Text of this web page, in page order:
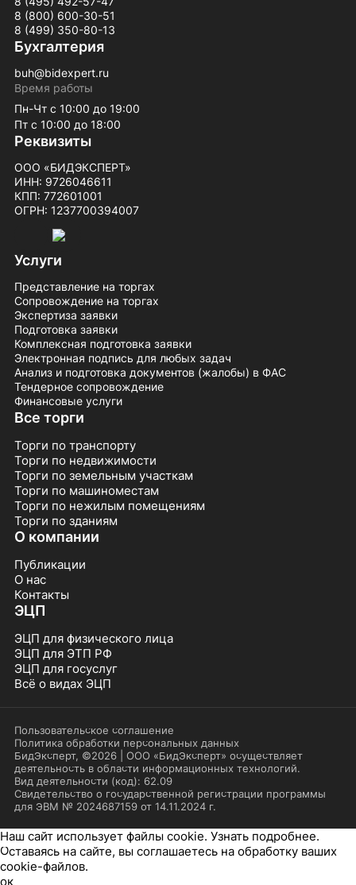
8 (800) 600-30-51
8 (499) 350-80-13
Бухгалтерия
buh@bidexpert.ru
Время работы
Пн-Чт с 10:00 до 19:00
Пт с 10:00 до 18:00
Реквизиты
ООО «БИДЭКСПЕРТ»
ИНН: 9726046611
КПП: 772601001
ОГРН: 1237700394007
Услуги
Представление на торгах
Сопровождение на торгах
Экспертиза заявки
Подготовка заявки
Комплексная подготовка заявки
Электронная подпись для любых задач
Анализ и подготовка документов (жалобы) в ФАС
Тендерное сопровождение
Финансовые услуги
Все торги
Торги по транспорту
Торги по недвижимости
Торги по земельным участкам
Торги по машиноместам
Торги по нежилым помещениям
Торги по зданиям
О компании
Публикации
О нас
Контакты
ЭЦП
ЭЦП для физического лица
ЭЦП для ЭТП РФ
ЭЦП для госуслуг
Всё о видах ЭЦП
БидЭксперт, ©2026 | ООО «БидЭксперт» осуществляет
деятельность в области информационных технологий.
Вид деятельности (код): 62.09
Свидетельство о государственной регистрации программы
для ЭВМ № 2024687159 от 14.11.2024 г.
Пользовательское соглашение
Политика обработки персональных данных
Наш сайт использует файлы cookie. Узнать подробнее.
Оставаясь на сайте, вы соглашаетесь на обработку ваших
cookie-файлов.
ок